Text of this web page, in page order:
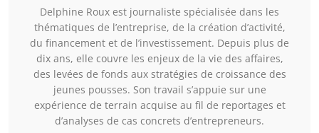
Delphine Roux est journaliste spécialisée dans les
thématiques de l’entreprise, de la création d’activité,
du financement et de l’investissement. Depuis plus de
dix ans, elle couvre les enjeux de la vie des affaires,
des levées de fonds aux stratégies de croissance des
jeunes pousses. Son travail s’appuie sur une
expérience de terrain acquise au fil de reportages et
d’analyses de cas concrets d’entrepreneurs.